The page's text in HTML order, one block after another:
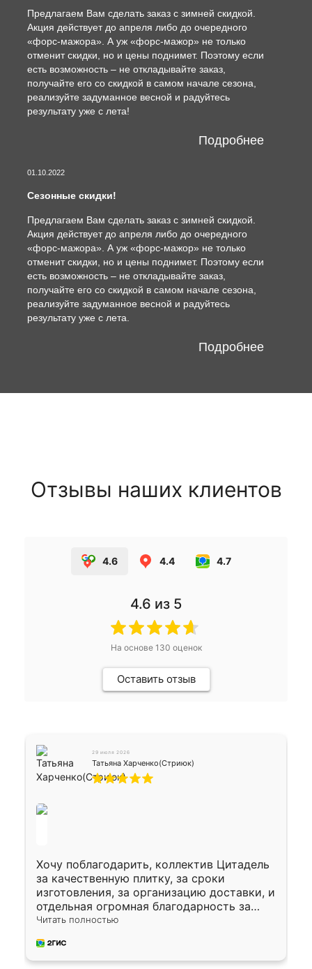
Предлагаем Вам сделать заказ с зимней скидкой.
Акция действует до апреля либо до очередного
«форс-мажора». А уж «форс-мажор» не только
отменит скидки, но и цены поднимет. Поэтому если
есть возможность – не откладывайте заказ,
получайте его со скидкой в самом начале сезона,
реализуйте задуманное весной и радуйтесь
результату уже с лета!
Подробнее
01.10.2022
Сезонные скидки!
Предлагаем Вам сделать заказ с зимней скидкой.
Акция действует до апреля либо до очередного
«форс-мажора». А уж «форс-мажор» не только
отменит скидки, но и цены поднимет. Поэтому если
есть возможность – не откладывайте заказ,
получайте его со скидкой в самом начале сезона,
реализуйте задуманное весной и радуйтесь
результату уже с лета.
Подробнее
Отзывы наших клиентов
4.6 4.4 4.7
4.6 из 5
На основе 130 оценок
Оставить отзыв
29 июля 2026
Татьяна Харченко(Стриюк)
Хочу поблагодарить, коллектив Цитадель
за качественную плитку, за сроки
изготовления, за организацию доставки, и
отдельная огромная благодарность за
укладку плитки Оганесу, за два дня 70 кв,
Читать полностью